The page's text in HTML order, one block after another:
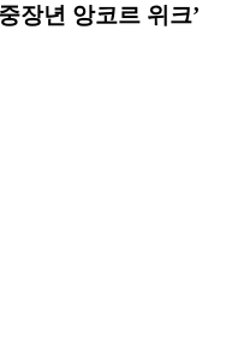
장년 앙코르 위크’